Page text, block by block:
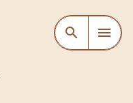
CONTENU
search menu